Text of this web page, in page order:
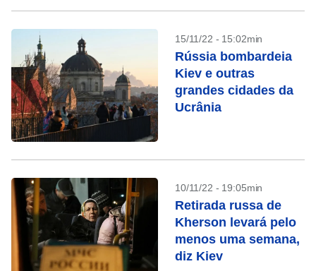
15/11/22 - 15:02min
Rússia bombardeia
Kiev e outras
grandes cidades da
Ucrânia
10/11/22 - 19:05min
Retirada russa de
Kherson levará pelo
menos uma semana,
diz Kiev